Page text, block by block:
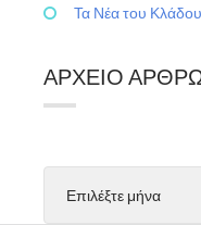
Τα Νέα του Κλάδου
ΑΡΧΕΊΟ